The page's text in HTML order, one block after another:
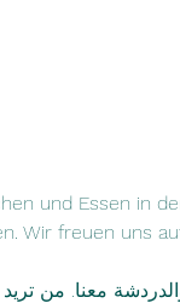
und Essen in
Wir freuen uns
والدردشة معنا.